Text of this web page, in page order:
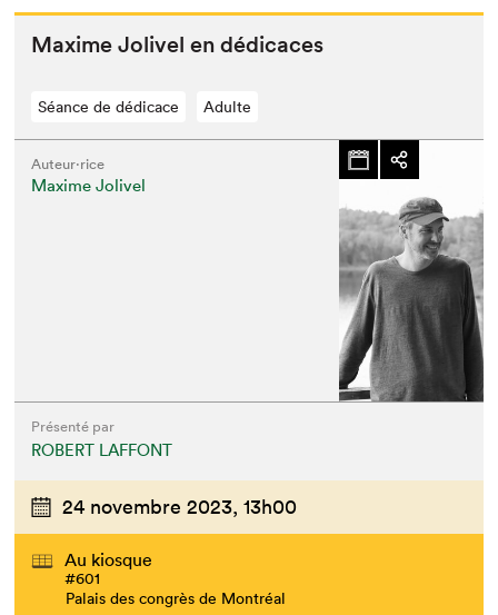
Maxime Joliv­el en dédicaces
Séance de dédicace Adulte
Auteur·rice
Maxime Jolivel
Présenté par
ROBERT LAFFONT
24 novembre 2023, 13h00
Au kiosque
#601
Palais des congrès de Montréal